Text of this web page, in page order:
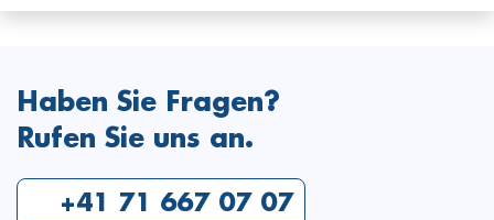
Haben Sie Fragen?
Rufen Sie uns an.
+41 71 667 07 07